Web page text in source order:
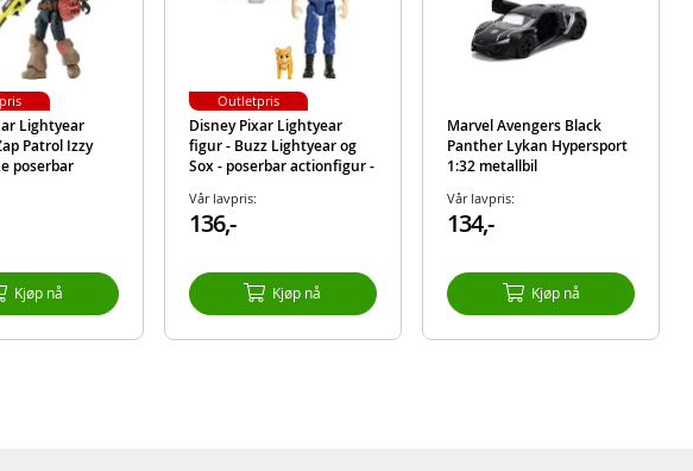
Lightyear
Patrol Izzy
poserbar
Kjøp nå
Disney Pixar Lightyear
figur - Buzz Lightyear og
Sox - poserbar actionfigur -
Vår lavpris:
136,-
Kjøp nå
Outletpris
Marvel Avengers Black
Panther Lykan Hypersport
1:32 metallbil
Vår lavpris:
134,-
Kjøp nå